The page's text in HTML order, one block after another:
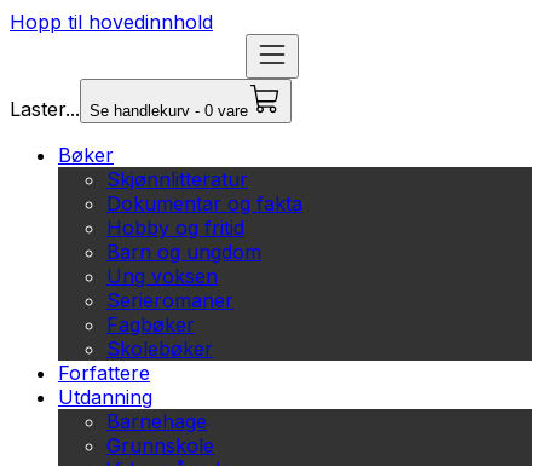
Hopp til hovedinnhold
Laster... Se handlekurv - 0 vare
Bøker
Skjønnlitteratur
Dokumentar og fakta
Hobby og fritid
Barn og ungdom
Ung voksen
Serieromaner
Fagbøker
Skolebøker
Forfattere
Utdanning
Barnehage
Grunnskole